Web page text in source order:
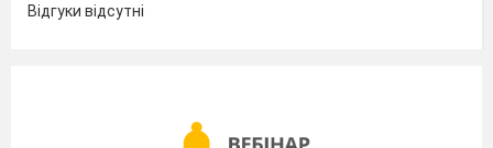
Відгуки відсутні